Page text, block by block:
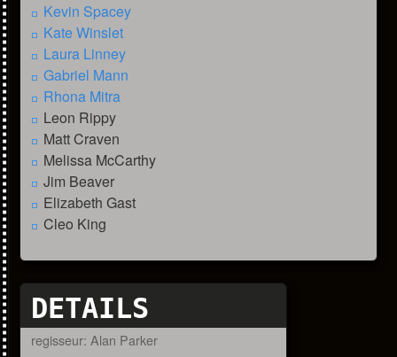
Kevin Spacey
Kate Winslet
Laura Linney
Gabriel Mann
Rhona Mitra
Leon Rippy
Matt Craven
Melissa McCarthy
Jim Beaver
Elizabeth Gast
Cleo King
DETAILS
regisseur: Alan Parker